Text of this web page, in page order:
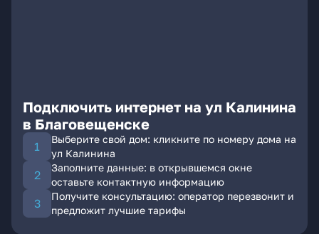
Подключить интернет на ул Калинина
в Благовещенске
Выберите свой дом: кликните по номеру дома на
ул Калинина
Заполните данные: в открывшемся окне
оставьте контактную информацию
Получите консультацию: оператор перезвонит и
предложит лучшие тарифы